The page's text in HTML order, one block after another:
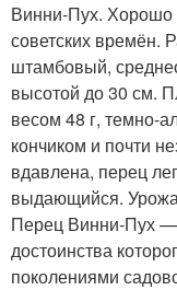
Винни-Пух. Хорошо
советских времён.
штамбовый,
высотой до 30 см.
весом 48 г, темно-
кончиком и почти
вдавлена, перец
выдающийся.
Перец Винни-Пух —
достоинства
поколениями